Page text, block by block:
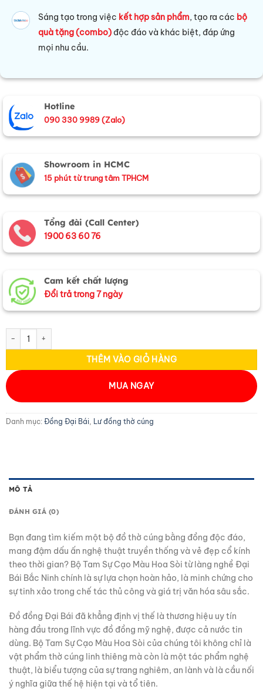
Sáng tạo trong việc kết hợp sản phẩm, tạo ra các bộ
quà tặng (combo) độc đáo và khác biệt, đáp ứng
mọi nhu cầu.
Hotline
090 330 9989 (Zalo)
Showroom in HCMC
15 phút từ trung tâm TPHCM
Tổng đài (Call Center)
1900 63 60 76
Cam kết chất lượng
Đổi trả trong 7 ngày
Tam Sự Cạo Màu hoa sòi H40(cm) MNV-DD18/40 cao mau số lượng
THÊM VÀO GIỎ HÀNG
MUA NGAY
Danh mục: Đồng Đại Bái, Lư đồng thờ cúng
MÔ TẢ
ĐÁNH GIÁ (0)
Bạn đang tìm kiếm một bộ đồ thờ cúng bằng đồng độc đáo,
mang đậm dấu ấn nghệ thuật truyền thống và vẻ đẹp cổ kính
theo thời gian? Bộ Tam Sự Cạo Màu Hoa Sòi từ làng nghề Đại
Bái Bắc Ninh chính là sự lựa chọn hoàn hảo, là minh chứng cho
sự tinh xảo trong chế tác thủ công và giá trị văn hóa sâu sắc.
Đồ đồng Đại Bái đã khẳng định vị thế là thương hiệu uy tín
hàng đầu trong lĩnh vực đồ đồng mỹ nghệ, được cả nước tin
dùng. Bộ Tam Sự Cạo Màu Hoa Sòi của chúng tôi không chỉ là
vật phẩm thờ cúng linh thiêng mà còn là một tác phẩm nghệ
thuật, là biểu tượng của sự trang nghiêm, an lành và là cầu nối
ý nghĩa giữa thế hệ hiện tại và tổ tiên.